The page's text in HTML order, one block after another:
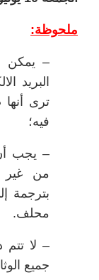
ملحوظة:
– يمكن
البريد
ترى
فيه؛
– يجب
من غير
بترجمة
محلف.
– لا تتم
جميع